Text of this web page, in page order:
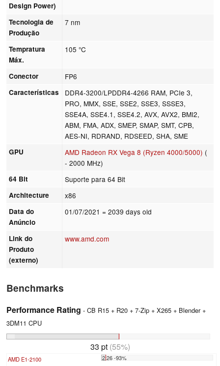
Design Power)
Tecnologia de
Produção
7 nm
Tempratura
Máx.
105 °C
Conector FP6
Características
DDR4-3200/LPDDR4-4266 RAM, PCIe 3,
PRO, MMX, SSE, SSE2, SSE3, SSSE3,
SSE4A, SSE4.1, SSE4.2, AVX, AVX2, BMI2,
ABM, FMA, ADX, SMEP, SMAP, SMT, CPB,
AES-NI, RDRAND, RDSEED, SHA, SME
GPU AMD Radeon RX Vega 8 (Ryzen 4000/5000) (
- 2000 MHz)
64 Bit Suporte para 64 Bit
Architecture x86
Data do
Anúncio
01/07/2021 = 2039 days old
Link do
Produto
(externo)
www.amd.com
Benchmarks
Performance Rating - CB R15 + R20 + 7-Zip + X265 + Blender +
3DM11 CPU
33 pt(55%)
AMD E1-2100 2.26 -93%